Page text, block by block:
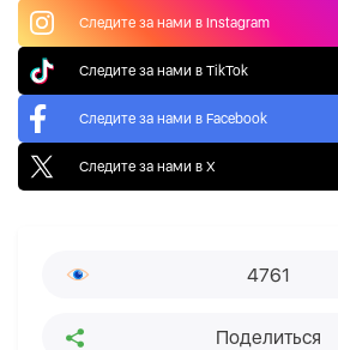
Следите за нами в Instagram
Следите за нами в TikTok
Следите за нами в Facebook
Следите за нами в X
4761
Поделиться